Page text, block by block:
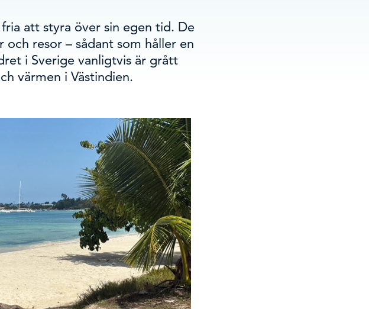
att styra över sin egen tid. De
och resor – sådant som håller en
i Sverige vanligtvis är grått
värmen i Västindien.